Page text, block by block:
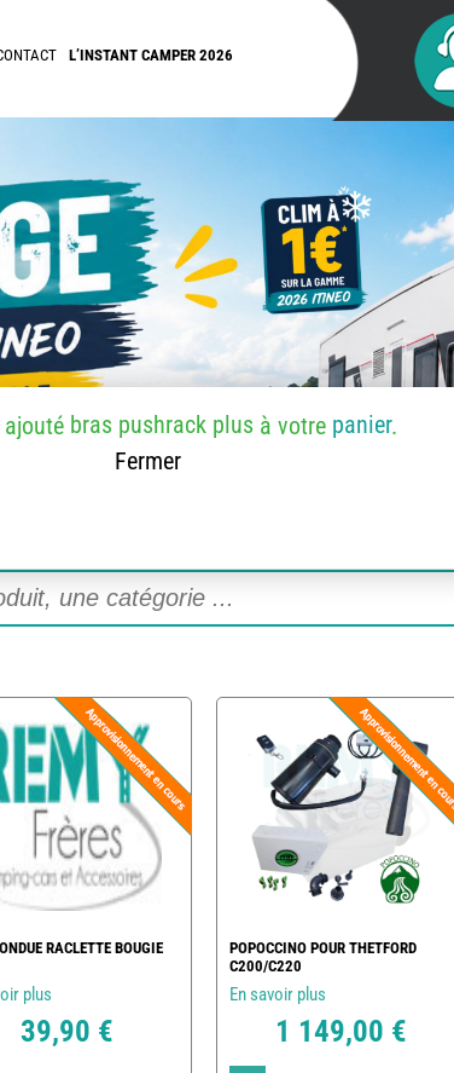
L’INSTANT CAMPER 2026
bras pushrack plus à votre panier.
Fermer
RACLETTE BOUGIE
plus
39,90 €
POPOCCINO POUR THETFORD
C200/C220
En savoir plus
1 149,00 €